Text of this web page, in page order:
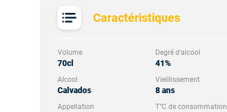
Caractéristiques
Volume
70cl
Degré d'alcool
41%
Alcool
Calvados
Vieillissement
8 ans
Appellation T°C de consommation